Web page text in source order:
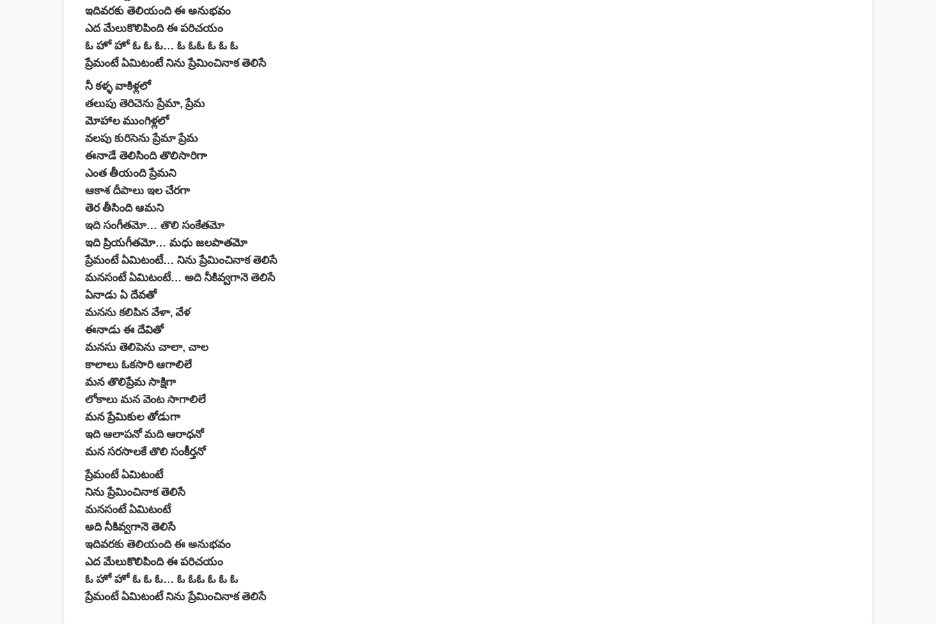
ఇదివరకు తెలియంది ఈ అనుభవం
ఎద మేలుకొలిపింది ఈ పరిచయం
ఓ హో హో ఓ ఓ ఓ… ఓ ఓఓ ఓ ఓ ఓ
ప్రేమంటే ఏమిటంటే నిను ప్రేమించినాక తెలిసే
నీ కళ్ళ వాకిళ్లలో
తలుపు తెరిచెను ప్రేమా, ప్రేమ
మోహాల ముంగిళ్లలో
వలపు కురిసెను ప్రేమా ప్రేమ
ఈనాడే తెలిసింది తొలిసారిగా
ఎంత తీయంది ప్రేమని
ఆకాశ దీపాలు ఇల చేరగా
తెర తీసింది ఆమని
ఇది సంగీతమో… తొలి సంకేతమో
ఇది ప్రియగీతమో… మధు జలపాతమో
ప్రేమంటే ఏమిటంటే… నిను ప్రేమించినాక తెలిసే
మనసంటే ఏమిటంటే… అది నీకివ్వగానె తెలిసే
ఏనాడు ఏ దేవతో
మనను కలిపిన వేళా, వేళ
ఈనాడు ఈ దేవితో
మనసు తెలిపెను చాలా, చాల
కాలాలు ఓకసారి ఆగాలిలే
మన తొలిప్రేమ సాక్షిగా
లోకాలు మన వెంట సాగాలిలే
మన ప్రేమికుల తోడుగా
ఇది ఆలాపనో మది ఆరాధనో
మన సరసాలకే తొలి సంకీర్తనో
ప్రేమంటే ఏమిటంటే
నిను ప్రేమించినాక తెలిసే
మనసంటే ఏమిటంటే
అది నీకివ్వగానె తెలిసే
ఇదివరకు తెలియంది ఈ అనుభవం
ఎద మేలుకొలిపింది ఈ పరిచయం
ఓ హో హో ఓ ఓ ఓ… ఓ ఓఓ ఓ ఓ ఓ
ప్రేమంటే ఏమిటంటే నిను ప్రేమించినాక తెలిసే